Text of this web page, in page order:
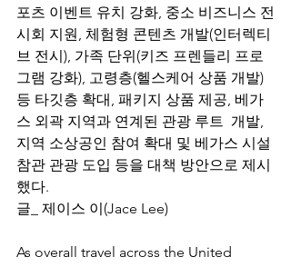
포츠 이벤트 유치 강화, 중소 비즈니스 전
시회 지원, 체험형 콘텐츠 개발(인터렉티
브 전시), 가족 단위(키즈 프렌들리 프로
그램 강화), 고령층(헬스케어 상품 개발)
등 타깃층 확대, 패키지 상품 제공, 베가
스 외곽 지역과 연계된 관광 루트  개발,
지역 소상공인 참여 확대 및 베가스 시설
참관 관광 도입 등을 대책 방안으로 제시
했다.
글_ 제이스 이(Jace Lee)
As overall travel across the United